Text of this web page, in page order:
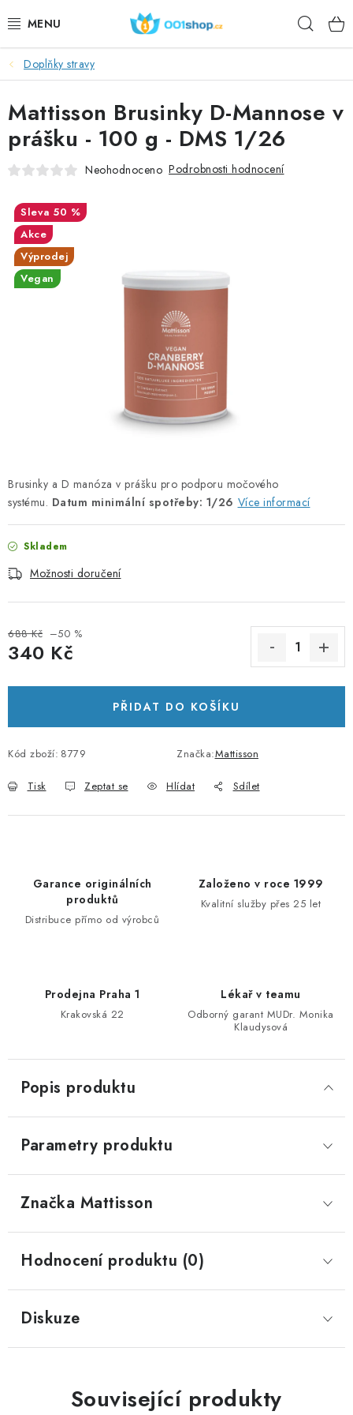
na
DOPLŇKY STRAVY
KOSMETIKA
SPORT
TÉMATA
AKCE
Natural Health Store
Slovník pojmů
Mapa serveru
Doplňky stravy
Brusinky a D manóza v prášku pro podporu močového
systému. Datum minimální spotřeby: 1/26 Více informací
Skladem
Možnosti doručení
688 Kč –50 %
340 Kč
PŘIDAT DO KOŠÍKU
Kód zboží: 8779 Značka:Mattisson
Tisk Zeptat se Hlídat Sdílet
Mattisson Brusinky D-Mannose v
prášku - 100 g - DMS 1/26
Neohodnoceno Podrobnosti hodnocení
50 %
Akce
Výprodej
Vegan
Garance originálních
produktů
Distribuce přímo od výrobců
Založeno v roce 1999
Kvalitní služby přes 25 let
Prodejna Praha 1
Krakovská 22
Lékař v teamu
Odborný garant MUDr. Monika
Klaudysová
Popis produktu
Parametry produktu
Značka Mattisson
Hodnocení produktu (0)
Diskuze
Související produkty